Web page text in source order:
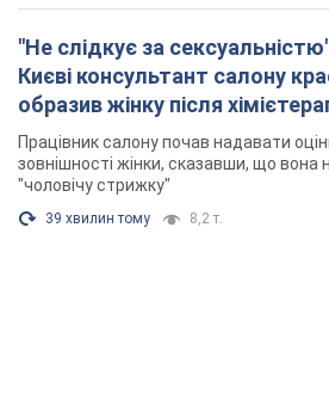
"Не слідкує за
Києві консультант салону
образив жінку після
розгорівся скандал. Фото
Працівник салону почав надавати
зовнішності жінки, сказавши, що вона
"чоловічу стрижку"
39 хвилин тому 8,2 т.